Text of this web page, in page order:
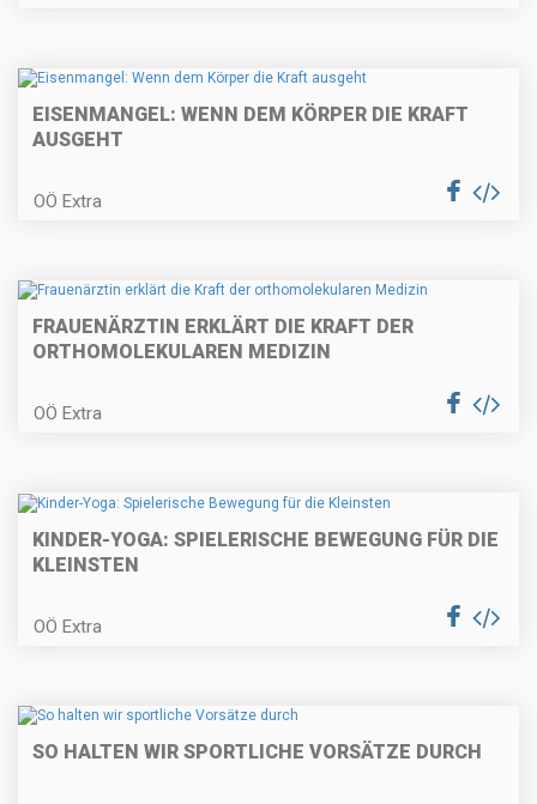
EISENMANGEL: WENN DEM KÖRPER DIE KRAFT
AUSGEHT
OÖ Extra
FRAUENÄRZTIN ERKLÄRT DIE KRAFT DER
ORTHOMOLEKULAREN MEDIZIN
OÖ Extra
KINDER-YOGA: SPIELERISCHE BEWEGUNG FÜR DIE
KLEINSTEN
OÖ Extra
SO HALTEN WIR SPORTLICHE VORSÄTZE DURCH